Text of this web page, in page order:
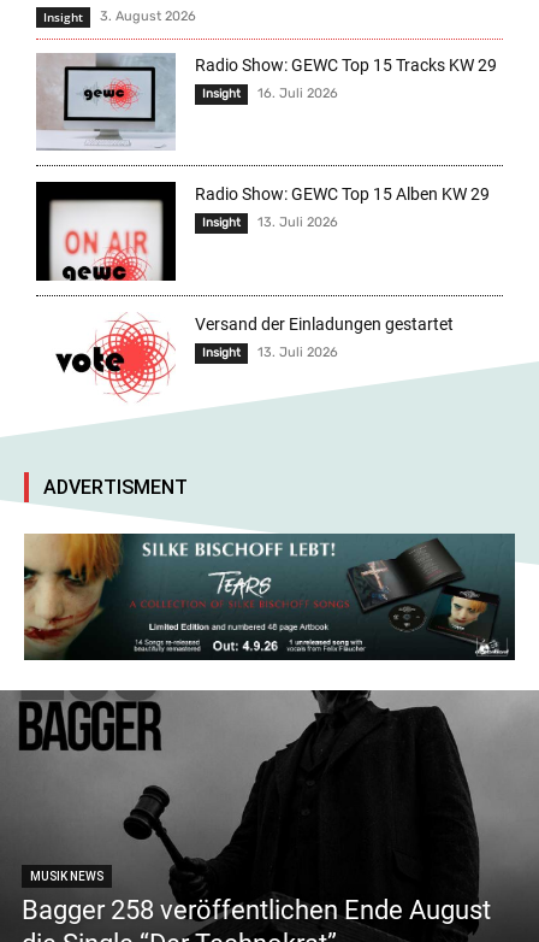
Insight 3. August 2026
Radio Show: GEWC Top 15 Tracks KW 29
Insight 16. Juli 2026
Radio Show: GEWC Top 15 Alben KW 29
Insight 13. Juli 2026
Versand der Einladungen gestartet
Insight 13. Juli 2026
ADVERTISMENT
MUSIK NEWS
Bagger 258 veröffentlichen Ende August